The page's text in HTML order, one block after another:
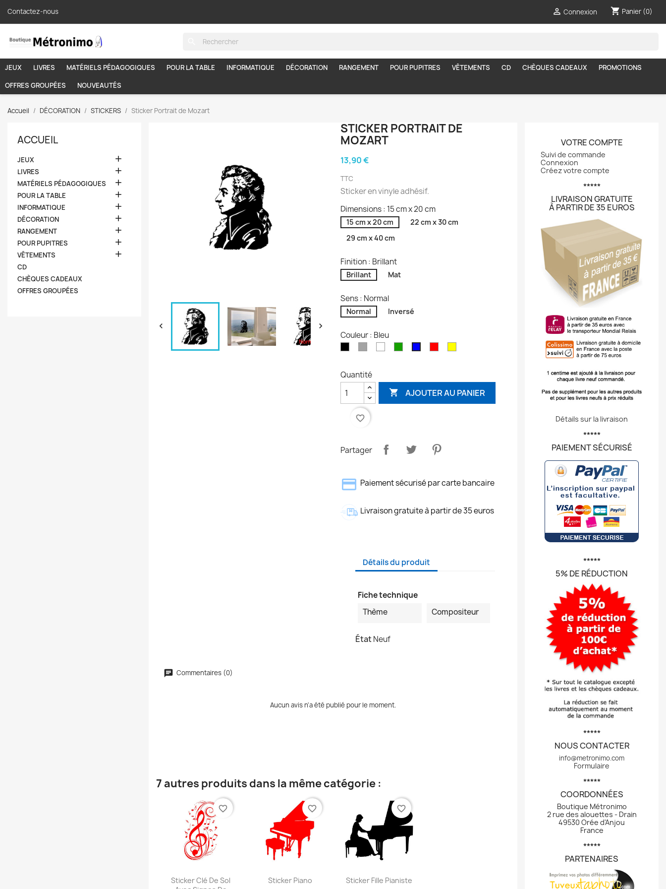
Contactez-nous  Connexion shopping_cart Panier (0)
JEUX LIVRES MATÉRIELS PÉDAGOGIQUES POUR LA TABLE INFORMATIQUE DÉCORATION RANGEMENT POUR PUPITRES VÊTEMENTS CD CHÈQUES CADEAUX
PROMOTIONS
OFFRES GROUPÉES
NOUVEAUTÉS
Accueil DÉCORATION STICKERS Sticker Portrait de Mozart
ACCUEIL
JEUX 
LIVRES 
MATÉRIELS PÉDAGOGIQUES 
POUR LA TABLE 
INFORMATIQUE 
DÉCORATION 
RANGEMENT 
POUR PUPITRES 
VÊTEMENTS 
CD
CHÈQUES CADEAUX
OFFRES GROUPÉES
 
STICKER PORTRAIT DE
MOZART
13,90 €
TTC
Sticker en vinyle adhésif.
Dimensions : 15 cm x 20 cm
15 cm x 20 cm
22 cm x 30 cm
29 cm x 40 cm
Finition : Brillant
Brillant Mat
Sens : Normal
Normal Inversé
Couleur : Bleu
Noir Gris BlancVert Bleu RougeJaune
Quantité
 AJOUTER AU PANIER
favorite_border
Partager
Paiement sécurisé par carte bancaire
Livraison gratuite à partir de 35 euros
Détails du produit
Fiche technique
Thème
Compositeur
ÉtatNeuf
Commentaires (0)
Aucun avis n'a été publié pour le moment.
7 autres produits dans la même catégorie :
Aperçu rapide
Sticker Clé De Sol
favorite_border
Aperçu rapide
Sticker Piano
favorite_border
Aperçu rapide
Sticker Fille Pianiste
favorite_border
VOTRE COMPTE
Suivi de commande
Connexion
Créez votre compte
*****
LIVRAISON GRATUITE
À PARTIR DE 35 EUROS
Détails sur la livraison
*****
PAIEMENT SÉCURISÉ
*****
5% DE RÉDUCTION
*****
NOUS CONTACTER
info@metronimo.com
Formulaire
*****
COORDONNÉES
Boutique Métronimo
2 rue des alouettes - Drain
49530 Orée d'Anjou
France
*****
PARTENAIRES